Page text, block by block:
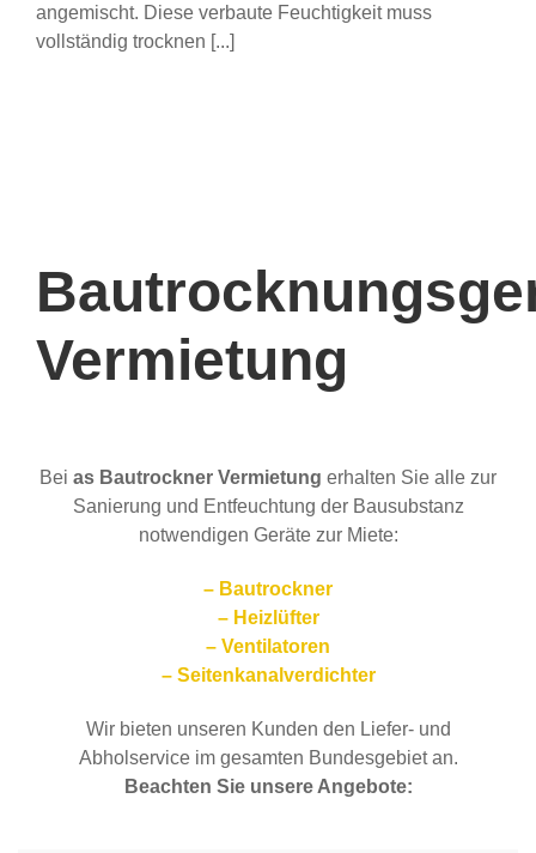
angemischt. Diese verbaute Feuchtigkeit muss
vollständig trocknen [...]
Vermietung
Bei as Bautrockner Vermietung erhalten Sie alle zur
Sanierung und Entfeuchtung der Bausubstanz
notwendigen Geräte zur Miete:
– Bautrockner
– Heizlüfter
– Ventilatoren
– Seitenkanalverdichter
Wir bieten unseren Kunden den Liefer- und
Abholservice im gesamten Bundesgebiet an.
Beachten Sie unsere Angebote: